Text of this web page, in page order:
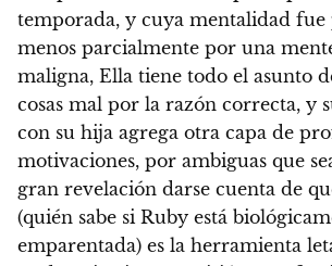
temporada, y cuya mentalidad fue
menos parcialmente por una
maligna, Ella tiene todo el asunto
cosas mal por la razón correcta, y
con su hija agrega otra capa de
motivaciones, por ambiguas que
gran revelación darse cuenta de
(quién sabe si Ruby está
emparentada) es la herramienta